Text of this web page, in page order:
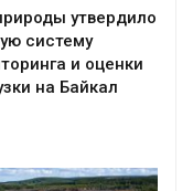
утвердило
систему
и оценки
на Байкал